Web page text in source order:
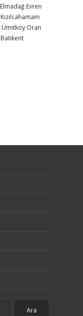
Elmadağ Evren
Kızılcahamam
Ümitköy Oran
Batıkent
Ara